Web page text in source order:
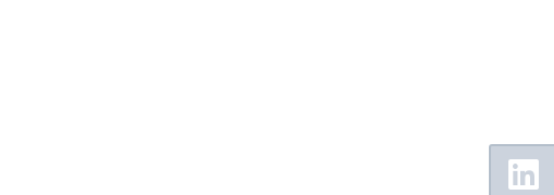
Floating